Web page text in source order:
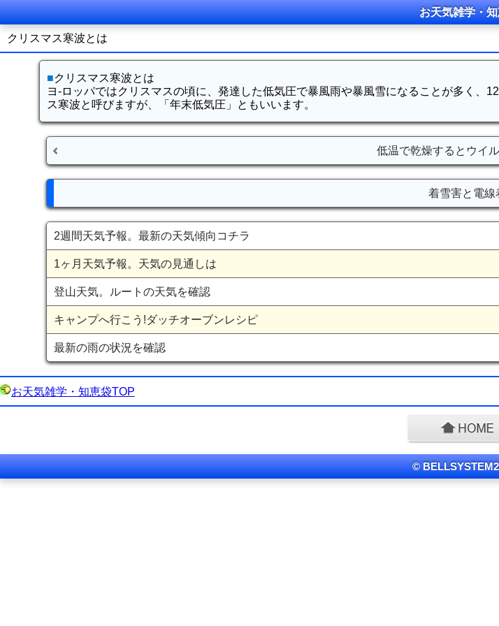
お天気雑学・
クリスマス寒波とは
■クリスマス寒波とは
ヨ-ロッパではクリスマスの頃に、発達した低気圧で暴風雨や暴風雪になることが多く、
ス寒波と呼びますが、「年末低気圧」ともいいます。
低温で乾燥するとウイ
着雪害と電線
2週間天気予報。最新の天気傾向コチラ
1ヶ月天気予報。天気の見通しは
登山天気。ルートの天気を確認
キャンプへ行こう!ダッチオーブンレシピ
最新の雨の状況を確認
お天気雑学・知恵袋TOP
©